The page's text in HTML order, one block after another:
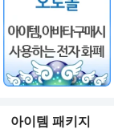
아이템 패키지